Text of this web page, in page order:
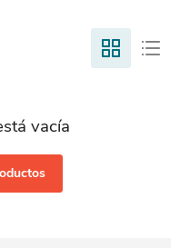
vacía